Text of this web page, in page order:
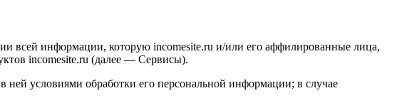
всей информации, которую incomesite.ru и/или его аффилированные лица,
incomesite.ru (далее — Сервисы).
ней условиями обработки его персональной информации; в случае